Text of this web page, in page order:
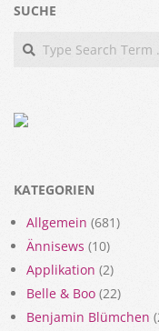
SUCHE
Search
KATEGORIEN
Allgemein (681)
Ännisews (10)
Applikation (2)
Belle & Boo (22)
Benjamin Blümchen